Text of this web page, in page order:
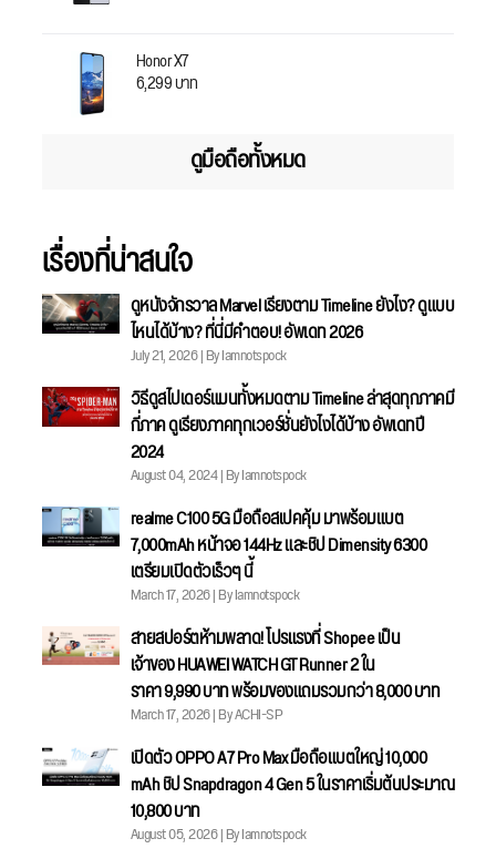
Honor X7
6,299 บาท
ดูมือถือทั้งหมด
เรื่องที่น่าสนใจ
ดูหนังจักรวาล Marvel เรียงตาม Timeline ยังไง? ดูแบบ
ไหนได้บ้าง? ที่นี่มีคำตอบ! อัพเดท 2026
July 21, 2026 | By Iamnotspock
วิธีดูสไปเดอร์แมนทั้งหมดตาม Timeline ล่าสุดทุกภาคมี
กี่ภาค ดูเรียงภาคทุกเวอร์ชั่นยังไงได้บ้าง อัพเดทปี
2024
August 04, 2024 | By Iamnotspock
realme C100 5G มือถือสเปคคุ้ม มาพร้อมแบต
7,000mAh หน้าจอ 144Hz และชิป Dimensity 6300
เตรียมเปิดตัวเร็วๆ นี้
March 17, 2026 | By Iamnotspock
สายสปอร์ตห้ามพลาด! โปรแรงที่ Shopee เป็น
เจ้าของ HUAWEI WATCH GT Runner 2 ใน
ราคา 9,990 บาท พร้อมของแถมรวมกว่า 8,000 บาท
March 17, 2026 | By ACHI-SP
เปิดตัว OPPO A7 Pro Max มือถือแบตใหญ่ 10,000
mAh ชิป Snapdragon 4 Gen 5 ในราคาเริ่มต้นประมาณ
10,800 บาท
August 05, 2026 | By Iamnotspock